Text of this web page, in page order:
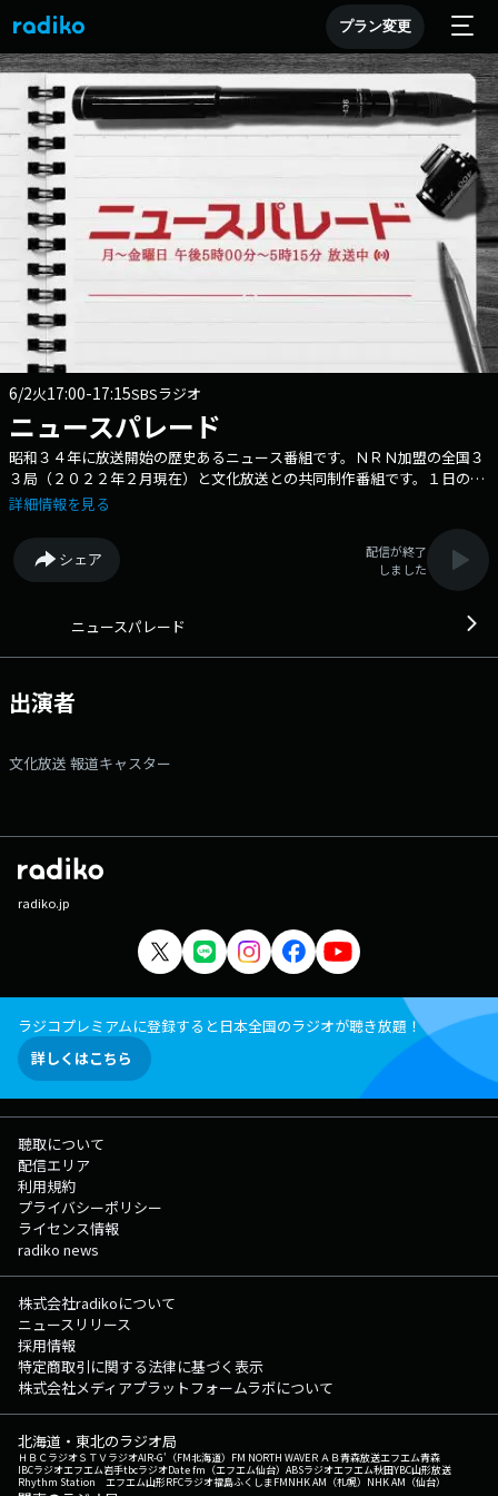
プラン変更
6/2火17:00-17:15SBSラジオ
ニュースパレード
昭和３４年に放送開始の歴史あるニュース番組です。ＮＲＮ加盟の全国３
３局（２０２２年２月現在）と文化放送との共同制作番組です。１日の動
きを、ラジオの武器である「実音」にこだわりながら伝えます。各局制作
詳細情報を見る
シェア
配信が終了
しました
ニュースパレード
出演者
文化放送 報道キャスター
radiko.jp
ラジコプレミアムに登録すると日本全国のラジオが聴き放題！
詳しくはこちら
聴取について
配信エリア
利用規約
プライバシーポリシー
ライセンス情報
radiko news
株式会社radikoについて
ニュースリリース
採用情報
特定商取引に関する法律に基づく表示
株式会社メディアプラットフォームラボについて
北海道・東北のラジオ局
ＨＢＣラジオＳＴＶラジオAIR-G'（FM北海道） FM NORTH WAVEＲＡＢ青森放送エフエム青森
IBCラジオエフエム岩手tbcラジオDate fm（エフエム仙台） ABSラジオエフエム秋田YBC山形放送
Rhythm Station エフエム山形RFCラジオ福島ふくしまFMNHK AM（札幌） NHK AM（仙台）